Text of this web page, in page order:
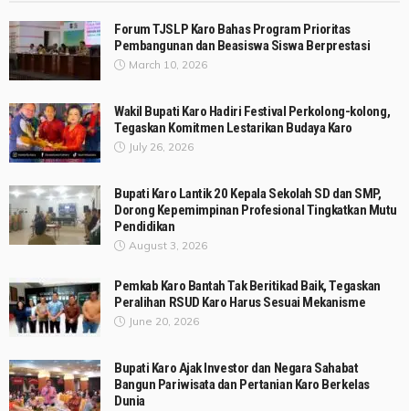
Forum TJSLP Karo Bahas Program Prioritas
Pembangunan dan Beasiswa Siswa Berprestasi
March 10, 2026
Wakil Bupati Karo Hadiri Festival Perkolong-kolong,
Tegaskan Komitmen Lestarikan Budaya Karo
July 26, 2026
Bupati Karo Lantik 20 Kepala Sekolah SD dan SMP,
Dorong Kepemimpinan Profesional Tingkatkan Mutu
Pendidikan
August 3, 2026
Pemkab Karo Bantah Tak Beritikad Baik, Tegaskan
Peralihan RSUD Karo Harus Sesuai Mekanisme
June 20, 2026
Bupati Karo Ajak Investor dan Negara Sahabat
Bangun Pariwisata dan Pertanian Karo Berkelas
Dunia